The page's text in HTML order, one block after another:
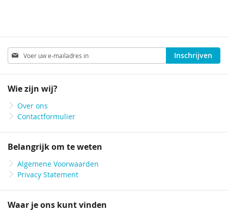
Abonneer
u
op
nieuwsbrief
Inschrijven
Wie zijn wij?
Over ons
Contactformulier
Belangrijk om te weten
Algemene Voorwaarden
Privacy Statement
Waar je ons kunt vinden